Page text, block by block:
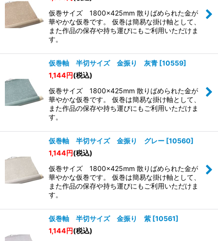
仮巻サイズ 1800×425mm 散りばめられた金が
華やかな仮巻です。 仮巻は簡易な掛け軸として、
また作品の保存や持ち運びにもご利用いただけま
す。
仮巻軸 半切サイズ 金振り 灰青 [10559]
1,144円(税込)
仮巻サイズ 1800×425mm 散りばめられた金が
華やかな仮巻です。 仮巻は簡易な掛け軸として、
また作品の保存や持ち運びにもご利用いただけま
す。
仮巻軸 半切サイズ 金振り グレー [10560]
1,144円(税込)
仮巻サイズ 1800×425mm 散りばめられた金が
華やかな仮巻です。 仮巻は簡易な掛け軸として、
また作品の保存や持ち運びにもご利用いただけま
す。
仮巻軸 半切サイズ 金振り 紫 [10561]
1,144円(税込)